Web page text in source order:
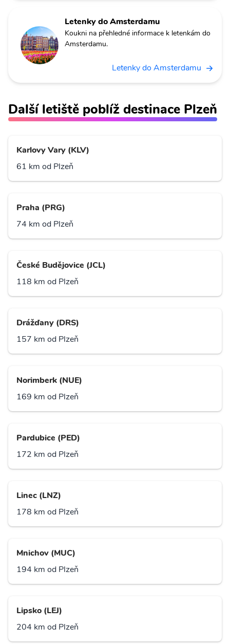
Letenky do Amsterdamu
Koukni na přehledné informace k letenkám do
Amsterdamu.
Letenky do Amsterdamu
Další letiště poblíž destinace Plzeň
Karlovy Vary (KLV)
61 km od Plzeň
Praha (PRG)
74 km od Plzeň
České Budějovice (JCL)
118 km od Plzeň
Drážďany (DRS)
157 km od Plzeň
Norimberk (NUE)
169 km od Plzeň
Pardubice (PED)
172 km od Plzeň
Linec (LNZ)
178 km od Plzeň
Mnichov (MUC)
194 km od Plzeň
Lipsko (LEJ)
204 km od Plzeň